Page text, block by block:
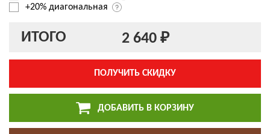
+20% диагональная
ИТОГО 2 640 ₽
ПОЛУЧИТЬ СКИДКУ
ДОБАВИТЬ В КОРЗИНУ